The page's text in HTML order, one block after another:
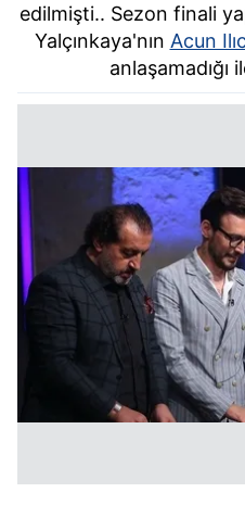
edilmişti.. Sezon finali
Yalçınkaya'nın Acun
anlaşamadığı